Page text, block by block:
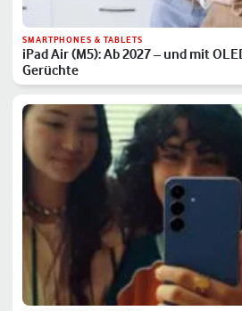
SMARTPHONES & TABLETS
iPad Air (M5): Ab 2027 – und mit
Gerüchte